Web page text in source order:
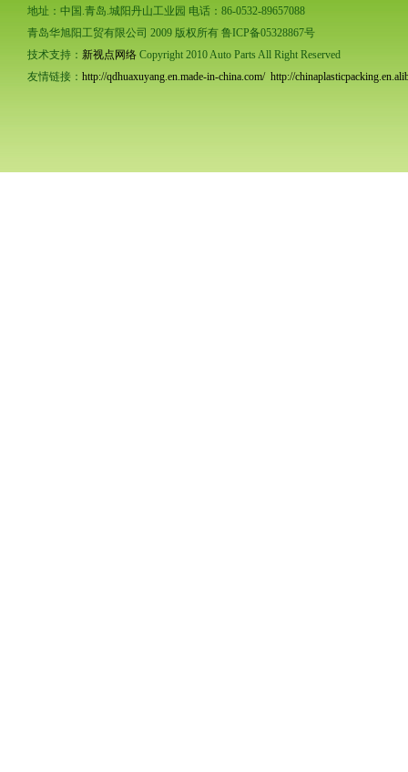
地址：中国.青岛.城阳丹山工业园 电话：86-0532-89657088
青岛华旭阳工贸有限公司 2009 版权所有 鲁ICP备05328867号
技术支持： 新视点网络 Copyright 2010 Auto Parts All Right Reserved
友情链接： http://qdhuaxuyang.en.made-in-china.com/ http://